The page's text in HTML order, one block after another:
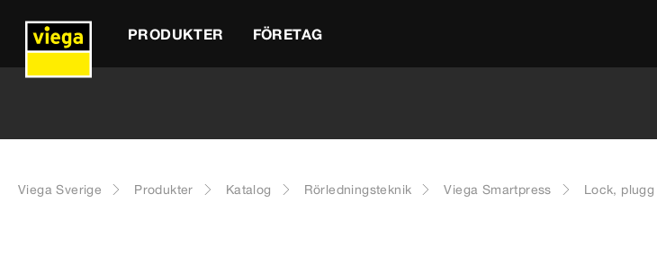
PRODUKTER FÖRETAG
Viega Sverige Produkter Katalog Rörledningsteknik Viega Smartpress Lock, plugg